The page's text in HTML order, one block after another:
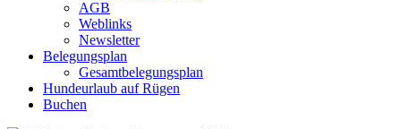
AGB
Weblinks
Newsletter
Belegungsplan
Gesamtbelegungsplan
Hundeurlaub auf Rügen
Buchen